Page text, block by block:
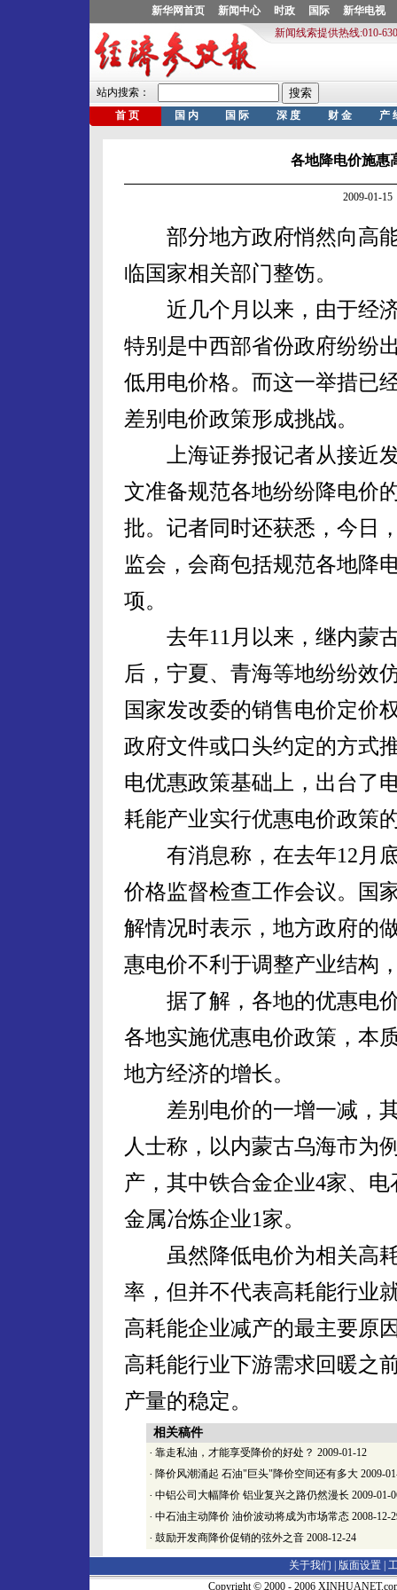
各地降电价施惠
2009-01-
部分地方政府悄然向高能
临国家相关部门整饬。
近几个月以来，由于经济
特别是中西部省份政府纷纷
低用电价格。而这一举措已
差别电价政策形成挑战。
上海证券报记者从接近发
文准备规范各地纷纷降电价
批。记者同时还获悉，今日
监会，会商包括规范各地降
项。
去年11月以来，继内蒙古
后，宁夏、青海等地纷纷效
国家发改委的销售电价定价
政府文件或口头约定的方式
电优惠政策基础上，出台了
耗能产业实行优惠电价政策
有消息称，在去年12月底
价格监督检查工作会议。国
解情况时表示，地方政府的
惠电价不利于调整产业结构
据了解，各地的优惠电价
各地实施优惠电价政策，本
地方经济的增长。
差别电价的一增一减，其
人士称，以内蒙古乌海市为
产，其中铁合金企业4家、
金属冶炼企业1家。
虽然降低电价为相关高耗
率，但并不代表高耗能行业
高耗能企业减产的最主要原
高耗能行业下游需求回暖之
产量的稳定。
相关稿件
· 靠走私油，才能享受降价的好处？ 2009-01-12
· 降价风潮涌起 石油"巨头"降价空间还有多大 2009-
· 中铝公司大幅降价 铝业复兴之路仍然漫长 2009-01-
· 中石油主动降价 油价波动将成为市场常态 2008-12-
· 鼓励开发商降价促销的弦外之音 2008-12-24
关于我们 | 版面设置
Copyright © 2000 - 2006